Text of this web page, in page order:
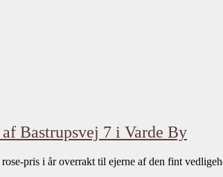
Bastrupsvej 7 i Varde By
rose-pris i år overrakt til ejerne af den fint